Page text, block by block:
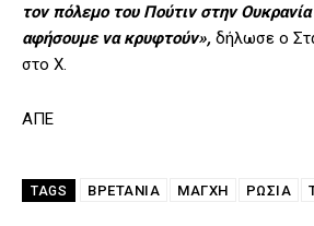
τον πόλεμο του Πούτιν στην
αφήσουμε να κρυφτούν», δήλωσε ο
στο Χ.
ΑΠΕ
TAGS ΒΡΕΤΑΝΙΑ ΜΑΓΧΗ ΡΩΣΙΑ